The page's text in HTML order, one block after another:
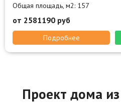
Общая площадь, м2: 157
от 2581190 руб
Подробнее
Проект дома